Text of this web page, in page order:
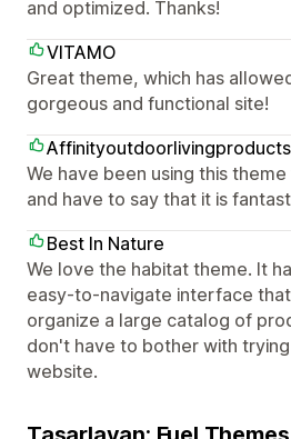
and optimized. Thanks!
VITAMO
Great theme, which has
gorgeous and functional site!
Affinityoutdoorlivingproducts
We have been using this
and have to say that it is
Best In Nature
We love the habitat theme. It
easy-to-navigate interface
organize a large catalog of
don't have to bother with
website.